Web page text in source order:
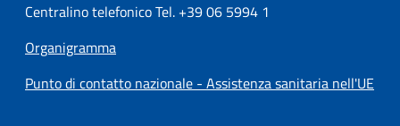
Centralino telefonico Tel. +39 06 5994 1
Organigramma
Punto di contatto nazionale - Assistenza sanitaria nell'UE